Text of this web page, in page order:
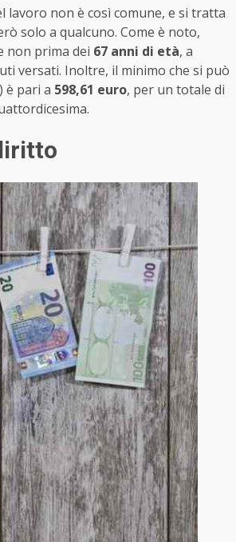
lavoro non è così comune, e si tratta
solo a qualcuno. Come è noto,
non prima dei 67 anni di età, a
versati. Inoltre, il minimo che si può
è pari a 598,61 euro, per un totale di